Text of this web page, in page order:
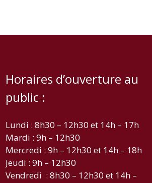
Horaires d’ouverture au
public :
Lundi : 8h30 – 12h30 et 14h – 17h
Mardi : 9h – 12h30
Mercredi : 9h – 12h30 et 14h – 18h
Jeudi : 9h – 12h30
Vendredi : 8h30 – 12h30 et 14h –